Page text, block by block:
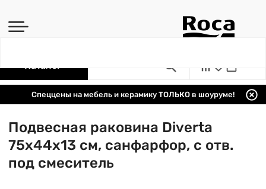
Каталог
Спеццены на мебель и керамику ТОЛЬКО в шоуруме!
Подвесная раковина Diverta
75х44х13 см, санфарфор, с отв.
под смеситель